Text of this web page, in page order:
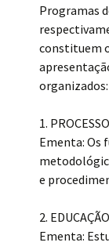
Programas
constituem
organizados:
1.
Ementa: Os
e
2.
Ementa: